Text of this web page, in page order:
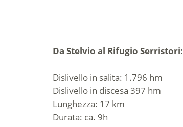
Da Stelvio al Rifugio Serristori:
Dislivello in salita: 1.796 hm
Dislivello in discesa 397 hm
Lunghezza: 17 km
Durata: ca. 9h